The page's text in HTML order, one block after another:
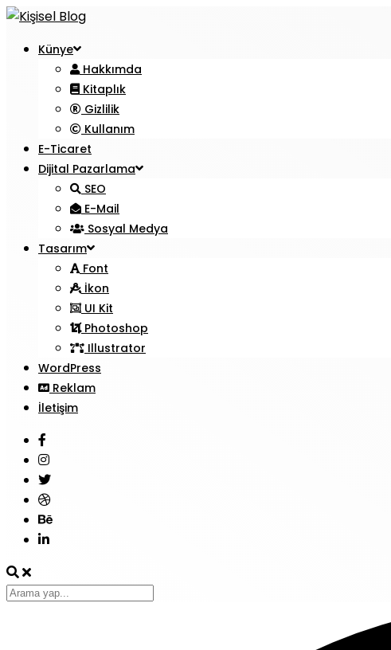
Künye
Hakkımda
Kitaplık
Gizlilik
Kullanım
E-Ticaret
Dijital Pazarlama
SEO
E-Mail
Sosyal Medya
Tasarım
Font
İkon
UI Kit
Photoshop
Illustrator
WordPress
Reklam
İletişim